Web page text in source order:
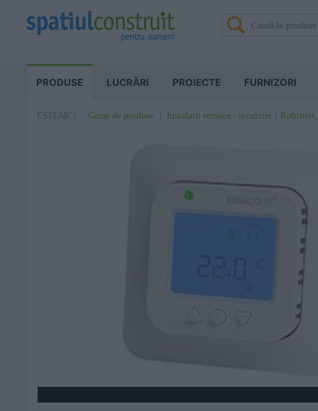
PRODUSE LUCRĂRI PROIECTE FURNIZORI
EȘTI AICI: Game de produse Instalatii termice / incalzire Robineti,